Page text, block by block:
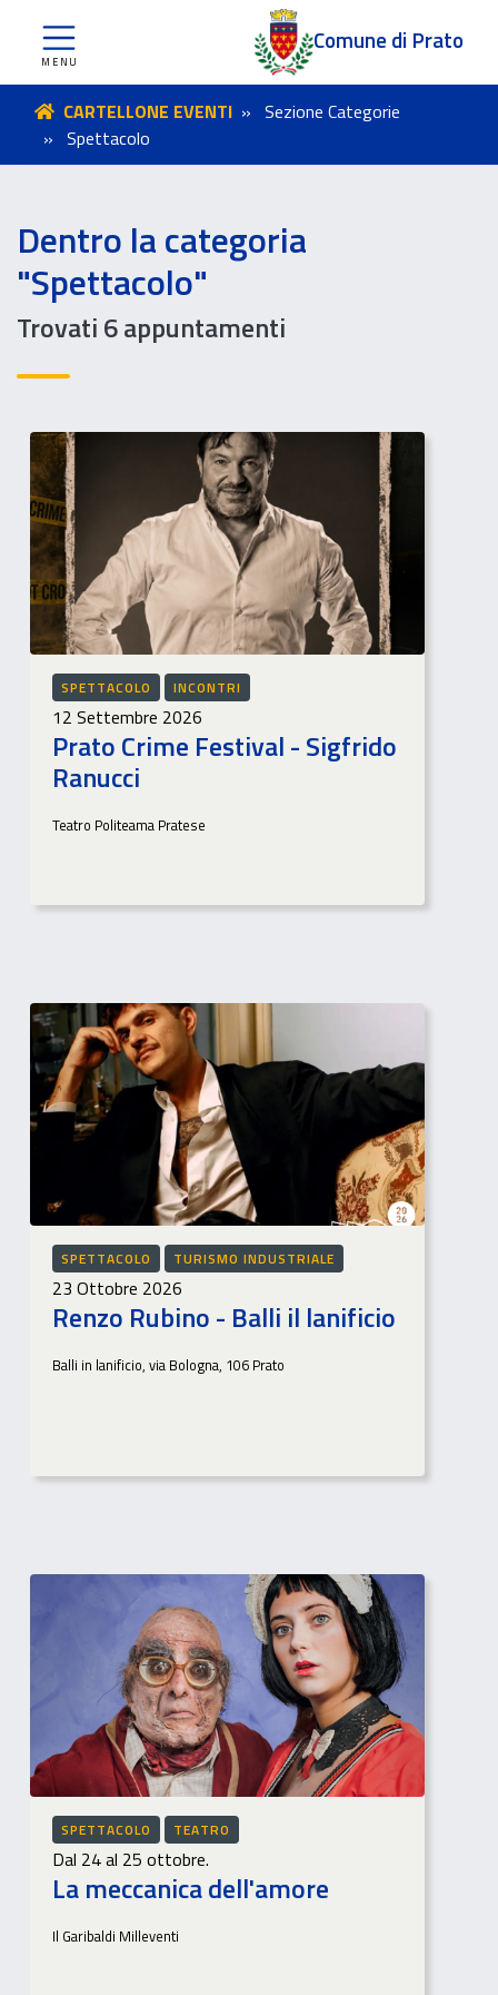
Comune di Prato
CARTELLONE EVENTI
Sezione Categorie
Spettacolo
Dentro la categoria
"Spettacolo"
Trovati 6 appuntamenti
SPETTACOLO INCONTRI
12 Settembre 2026
Prato Crime Festival - Sigfrido
Ranucci
Teatro Politeama Pratese
SPETTACOLO TURISMO INDUSTRIALE
23 Ottobre 2026
Renzo Rubino - Balli il lanificio
Balli in lanificio, via Bologna, 106 Prato
SPETTACOLO TEATRO
Dal 24 al 25 ottobre.
La meccanica dell'amore
Il Garibaldi Milleventi